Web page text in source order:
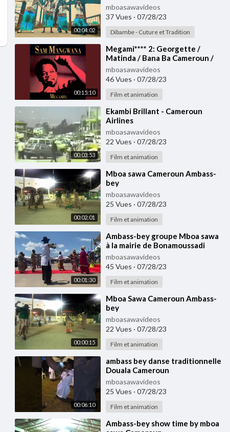
00:04:02
mboasawavideos
37 Vues · 07/28/23
Dibambe - Cuture et Tradition
00:15:10
⁣Megami**** 2: Georgette /
Matinda / Bana Ba Cameroun /
Souzana / Diamo Diamo / Kabibi /
Antonio /...
mboasawavideos
46 Vues · 07/28/23
Film et animation
00:03:53
⁣Ekambi Brillant - Cameroun
Airlines
mboasawavideos
22 Vues · 07/28/23
Film et animation
00:02:01
⁣Mboa sawa Cameroun Ambass-
bey
mboasawavideos
25 Vues · 07/28/23
Film et animation
00:01:30
⁣Ambass-bey groupe Mboa sawa
à la mairie de Bonamoussadi
Douala Cameroun 🇨🇲
mboasawavideos
45 Vues · 07/28/23
Film et animation
00:00:15
⁣Mboa Sawa Cameroun Ambass-
bey
mboasawavideos
22 Vues · 07/28/23
Film et animation
00:06:10
⁣ambass bey danse traditionnelle
Douala Cameroun
mboasawavideos
25 Vues · 07/28/23
Film et animation
⁣Ambass-bey show time by mboa